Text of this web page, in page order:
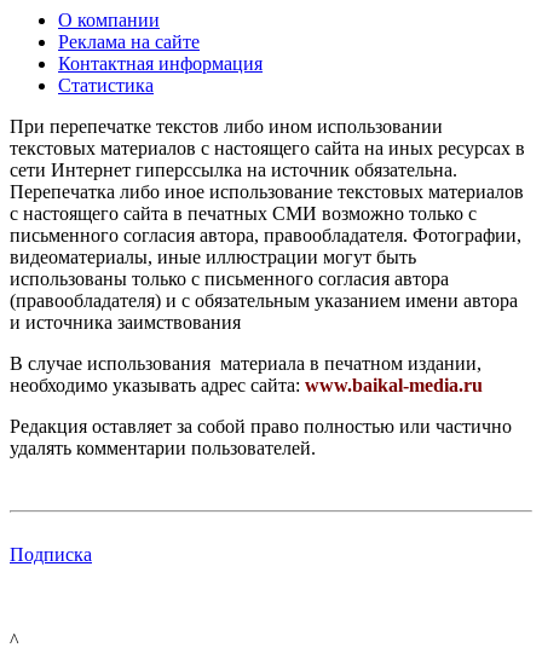
О компании
Реклама на сайте
Контактная информация
Статистика
При перепечатке текстов либо ином использовании
текстовых материалов с настоящего сайта на иных ресурсах в
сети Интернет гиперссылка на источник обязательна.
Перепечатка либо иное использование текстовых материалов
с настоящего сайта в печатных СМИ возможно только с
письменного согласия автора, правообладателя. Фотографии,
видеоматериалы, иные иллюстрации могут быть
использованы только с письменного согласия автора
(правообладателя) и с обязательным указанием имени автора
и источника заимствования
В случае использования материала в печатном издании,
необходимо указывать адрес сайта: www.baikal-media.ru
Редакция оставляет за собой право полностью или частично
удалять комментарии пользователей.
Подписка
^